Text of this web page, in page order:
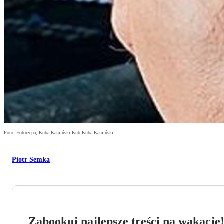
Foto: Fotorzepa, Kuba Kamiński Kub Kuba Kamiński
Piotr Semka